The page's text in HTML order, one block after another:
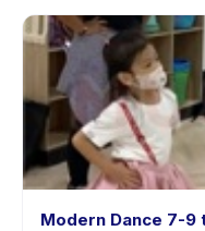
Modern Dance 7-9